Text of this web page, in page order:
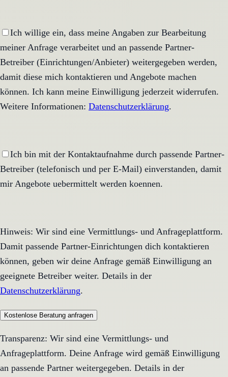
Ich willige ein, dass meine Angaben zur Bearbeitung
meiner Anfrage verarbeitet und an passende Partner-
Betreiber (Einrichtungen/Anbieter) weitergegeben werden,
damit diese mich kontaktieren und Angebote machen
können. Ich kann meine Einwilligung jederzeit widerrufen.
Weitere Informationen: Datenschutzerklärung.
Ich bin mit der Kontaktaufnahme durch passende Partner-
Betreiber (telefonisch und per E-Mail) einverstanden, damit
mir Angebote uebermittelt werden koennen.
Hinweis: Wir sind eine Vermittlungs- und Anfrageplattform.
Damit passende Partner-Einrichtungen dich kontaktieren
können, geben wir deine Anfrage gemäß Einwilligung an
geeignete Betreiber weiter. Details in der
Datenschutzerklärung.
Kostenlose Beratung anfragen
Transparenz: Wir sind eine Vermittlungs- und
Anfrageplattform. Deine Anfrage wird gemäß Einwilligung
an passende Partner weitergegeben. Details in der